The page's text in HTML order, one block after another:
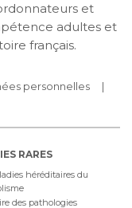
et
adultes et
français.
personnelles
RARES
héréditaires du
des pathologies